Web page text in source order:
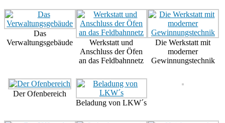
Das
Verwaltungsgebäude
Werkstatt und
Anschluss der Öfen
an das Feldbahnnetz
Die Werkstatt mit
moderner
Gewinnungstechnik
Der Ofenbereich
Beladung von LKW´s